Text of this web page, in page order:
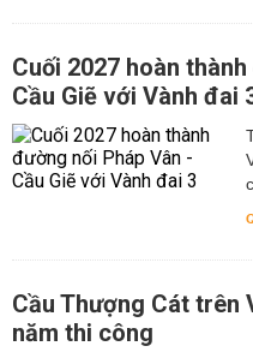
Cuối 2027 hoàn
Cầu Giẽ với Vành đai
Cầu Thượng Cát trên
năm thi công